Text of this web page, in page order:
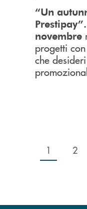
“Un
Prestipay”.
novembre
progetti
che
1 2